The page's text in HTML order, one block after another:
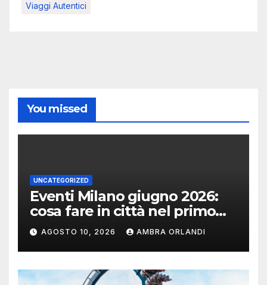
Viaggi Autentici
You missed
UNCATEGORIZED
Eventi Milano giugno 2026:
cosa fare in città nel primo
mese d’estate
AGOSTO 10, 2026 AMBRA ORLANDI